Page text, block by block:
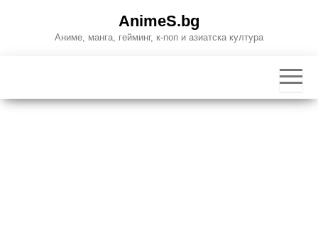
AnimeS.bg
Аниме, манга, гейминг, к-поп и азиатска култура